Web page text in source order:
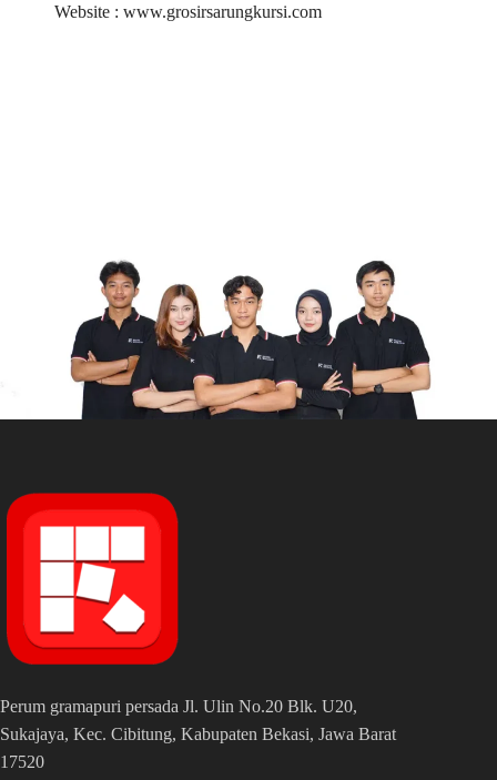
Website : www.grosirsarungkursi.com
Perum gramapuri persada Jl. Ulin No.20 Blk. U20,
Sukajaya, Kec. Cibitung, Kabupaten Bekasi, Jawa Barat
17520